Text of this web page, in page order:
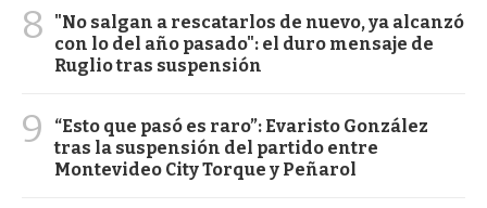
8
"No salgan a rescatarlos de nuevo, ya alcanzó
con lo del año pasado": el duro mensaje de
Ruglio tras suspensión
9
“Esto que pasó es raro”: Evaristo González
tras la suspensión del partido entre
Montevideo City Torque y Peñarol